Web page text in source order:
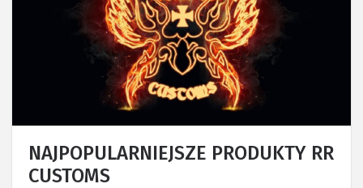
NAJPOPULARNIEJSZE PRODUKTY RR
CUSTOMS